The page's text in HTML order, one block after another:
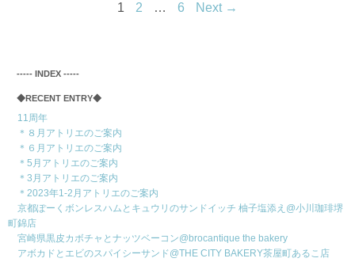
1 2 … 6 Next →
‐‐‐‐‐ INDEX ‐‐‐‐‐
◆RECENT ENTRY◆
11周年
＊８月アトリエのご案内
＊６月アトリエのご案内
＊5月アトリエのご案内
＊3月アトリエのご案内
＊2023年1-2月アトリエのご案内
京都ぽーくボンレスハムとキュウリのサンドイッチ 柚子塩添え@小川珈琲堺
町錦店
宮崎県黒皮カボチャとナッツベーコン@brocantique the bakery
アボカドとエビのスパイシーサンド@THE CITY BAKERY茶屋町あるこ店